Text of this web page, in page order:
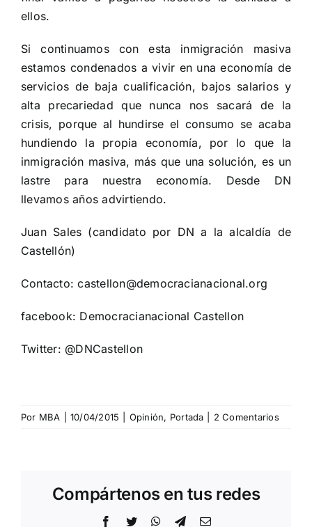
ellos.
Si continuamos con esta inmigración masiva
estamos condenados a vivir en una economía de
servicios de baja cualificación, bajos salarios y
alta precariedad que nunca nos sacará de la
crisis, porque al hundirse el consumo se acaba
hundiendo la propia economía, por lo que la
inmigración masiva, más que una solución, es un
lastre para nuestra economía. Desde DN
llevamos años advirtiendo.
Juan Sales (candidato por DN a la alcaldía de
Castellón)
Contacto: castellon@democracianacional.org
facebook: Democracianacional Castellon
Twitter: @DNCastellon
Por MBA 10/04/2015 Opinión, Portada 2 Comentarios
Compártenos en tus redes
Facebook
Twitter WhatsApp
TelegramCorreo